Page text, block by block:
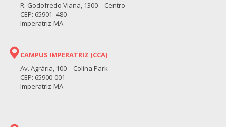
R. Godofredo Viana, 1300 – Centro
CEP: 65901- 480
Imperatriz-MA
CAMPUS IMPERATRIZ (CCA)
Av. Agrária, 100 – Colina Park
CEP: 65900-001
Imperatriz-MA